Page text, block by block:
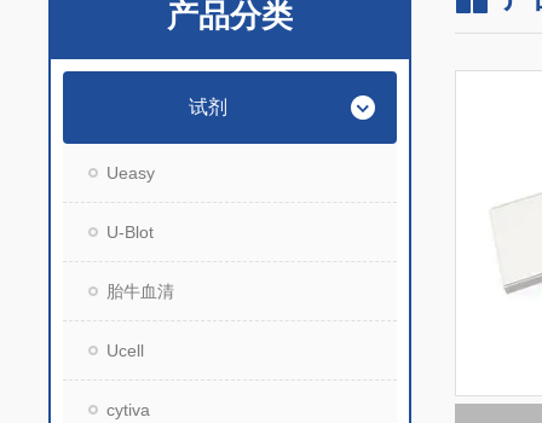
产品分类
试剂
Ueasy
U-Blot
胎牛血清
Ucell
cytiva